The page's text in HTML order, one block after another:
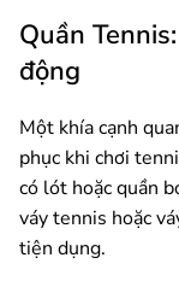
Quần
động
Một khía cạnh
phục khi chơi
có lót hoặc quần
váy tennis hoặc
tiện dụng.